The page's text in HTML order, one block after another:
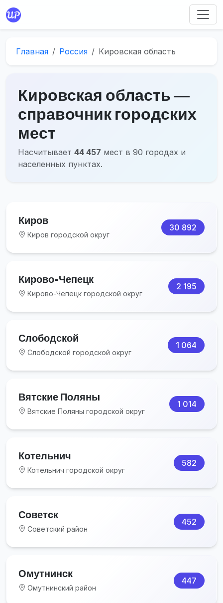
Главная Россия Кировская область
Кировская область ―
справочник городских
мест
Насчитывает 44 457 мест в 90 городах и
населенных пунктах.
Киров
Киров городской округ
30 892
Кирово-Чепецк
Кирово-Чепецк городской округ
2 195
Слободской
Слободской городской округ
1 064
Вятские Поляны
Вятские Поляны городской округ
1 014
Котельнич
Котельнич городской округ
582
Советск
Советский район
452
Омутнинск
Омутнинский район
447